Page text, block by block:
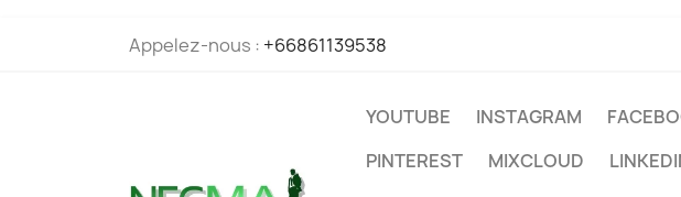
Appelez-nous : +66861139538
YOUTUBE INSTAGRAM
PINTEREST
MIXCLOUD